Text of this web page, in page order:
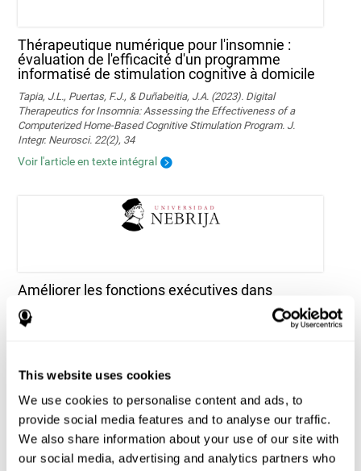
This website uses cookies
We use cookies to personalise content and ads, to
provide social media features and to analyse our traffic.
We also share information about your use of our site with
our social media, advertising and analytics partners who
Thérapeutique numérique pour l'insomnie :
évaluation de l'efficacité d'un programme
informatisé de stimulation cognitive à domicile
Tapia, J.L., Puertas, F.J., & Duñabeitia, J.A. (2023). Digital
Therapeutics for Insomnia: Assessing the Effectiveness of a
Computerized Home-Based Cognitive Stimulation Program. J.
Integr. Neurosci. 22(2), 34
Voir l'article en texte intégral
Améliorer les fonctions exécutives dans
l'épilepsie pédiatrique : faisabilité et efficacité
d'un programme de formation cognitive
informatisé
Executive Functions in Pediatric Epilepsy: Feasibility and Efficacy
https://doi.org/10.3390/children11040484
Voir l'article en texte intégral